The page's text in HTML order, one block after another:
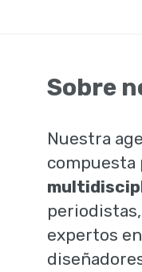
Sobre
Nuestra
compuesta
expertos